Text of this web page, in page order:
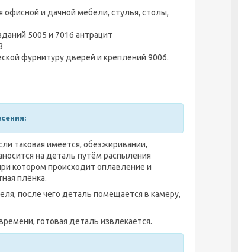
офисной и дачной мебели, стулья, столы,
5005 и 7016 антрацит
фурнитуру дверей и креплений 9006.
таковая имеется, обезжиривании,
на деталь путём распыления
котором происходит оплавление и
плёнка.
после чего деталь помещается в камеру,
готовая деталь извлекается.